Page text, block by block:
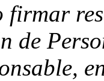
firmar
de